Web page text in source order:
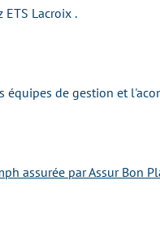
Lacroix .
équipes de gestion et
assurée par Assur Bon